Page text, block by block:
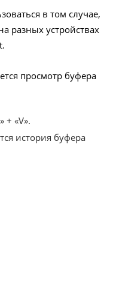
в том случае,
разных устройствах
просмотр буфера
+ «V».
история буфера